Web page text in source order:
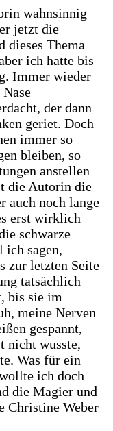
wahnsinnig
jetzt die
dieses Thema
ich hatte bis
Immer wieder
der dann
geriet. Doch
immer so
bleiben, so
anstellen
die Autorin die
auch noch lange
erst wirklich
schwarze
ich sagen,
zur letzten Seite
tatsächlich
bis sie im
meine Nerven
gespannt,
nicht wusste,
Was für ein
ich doch
die Magier und
Christine Weber